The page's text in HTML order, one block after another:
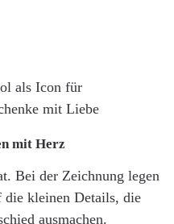
mit Herz
Bei der Zeichnung legen
die kleinen Details, die
ausmachen.